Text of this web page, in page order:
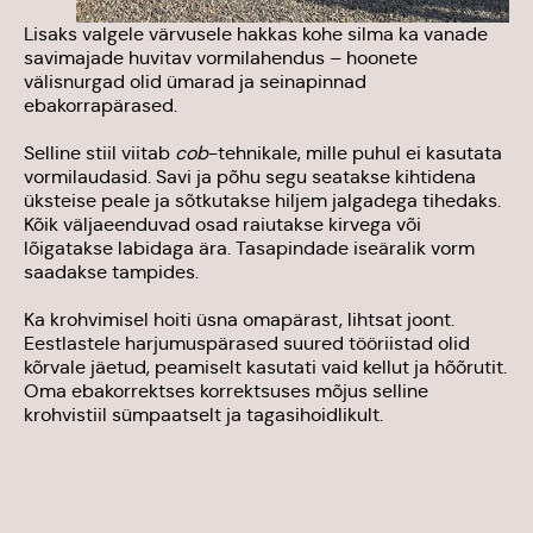
Lisaks valgele värvusele hakkas kohe silma ka vanade
savimajade huvitav vormilahendus – hoonete
välisnurgad olid ümarad ja seinapinnad
ebakorrapärased.
Selline stiil viitab cob-tehnikale, mille puhul ei kasutata
vormilaudasid. Savi ja põhu segu seatakse kihtidena
üksteise peale ja sõtkutakse hiljem jalgadega tihedaks.
Kõik väljaeenduvad osad raiutakse kirvega või
lõigatakse labidaga ära. Tasapindade iseäralik vorm
saadakse tampides.
Ka krohvimisel hoiti üsna omapärast, lihtsat joont.
Eestlastele harjumuspärased suured tööriistad olid
kõrvale jäetud, peamiselt kasutati vaid kellut ja hõõrutit.
Oma ebakorrektses korrektsuses mõjus selline
krohvistiil sümpaatselt ja tagasihoidlikult.